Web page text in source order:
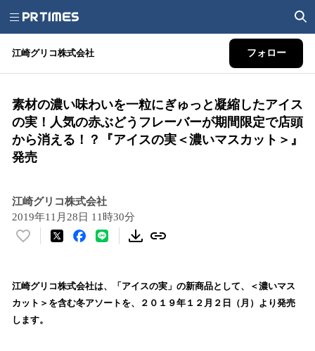
江崎グリコ株式会社 フォロー
素材の濃い味わいを一粒にぎゅっと凝縮したアイス
の実！人気の赤ぶどうフレーバーが期間限定で店頭
から消える！？『アイスの実＜濃いマスカット＞』
発売
江崎グリコ株式会社
2019年11月28日 11時30分
い
！
数
を
江崎グリコ株式会社は、「アイスの実」の新商品として、＜濃いマス
カット＞を含む冬アソートを、２０１９年１２月２日（月）より発売
します。